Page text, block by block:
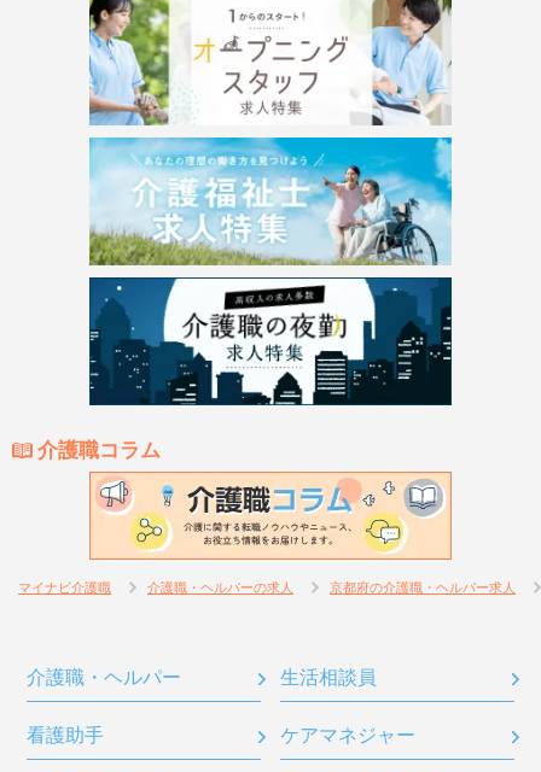
介護職コラム
マイナビ介護職 介護職・ヘルパーの求人 京都府の介護職・ヘルパー求人
介護職・ヘルパー 生活相談員
看護助手 ケアマネジャー